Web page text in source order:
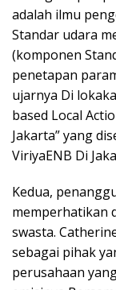
adalah ilmu
Standar udara
(komponen
penetapan
ujarnya Di
based Local
Jakarta” yang
ViriyaENB Di
Kedua,
memperhatikan
swasta.
sebagai pihak
perusahaan